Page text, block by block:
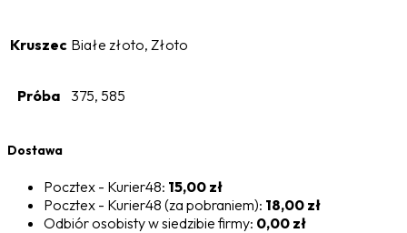
Kruszec Białe złoto, Złoto
Próba 375, 585
Dostawa
Pocztex - Kurier48: 15,00 zł
Pocztex - Kurier48 (za pobraniem): 18,00 zł
Odbiór osobisty w siedzibie firmy: 0,00 zł